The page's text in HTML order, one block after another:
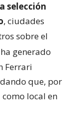
selección
, ciudades
sobre el
generado
Ferrari
que, por
local en